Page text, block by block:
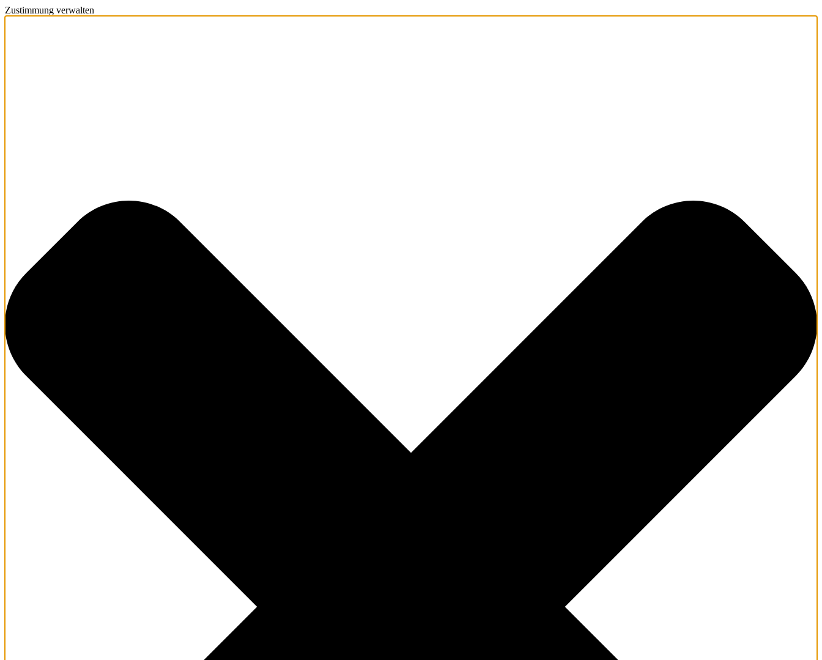
Zustimmung verwalten